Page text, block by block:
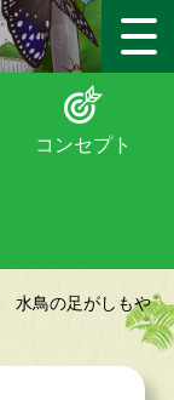
コンセプト
水鳥の足がしもや